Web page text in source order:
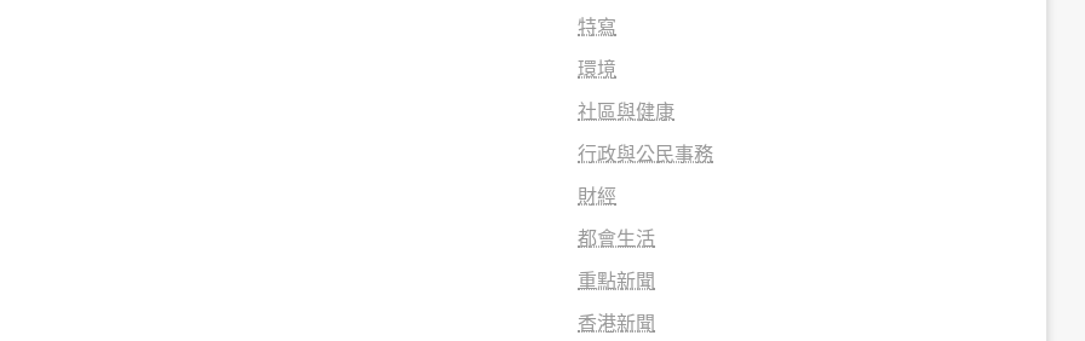
特寫
環境
社區與健康
行政與公民事務
財經
都會生活
重點新聞
香港新聞